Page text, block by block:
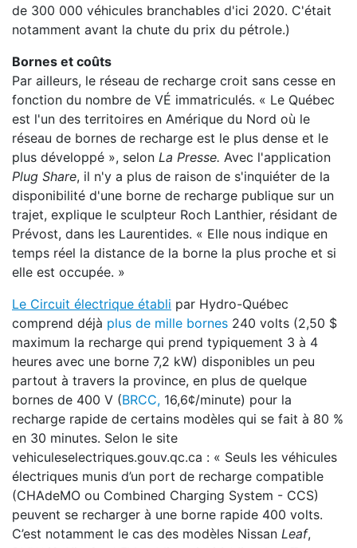
de 300 000 véhicules branchables d'ici 2020. C'était
notamment avant la chute du prix du pétrole.)
Bornes et coûts
Par ailleurs, le réseau de recharge croit sans cesse en
fonction du nombre de VÉ immatriculés. « Le Québec
est l'un des territoires en Amérique du Nord où le
réseau de bornes de recharge est le plus dense et le
plus développé », selon La Presse. Avec l'application
Plug Share, il n'y a plus de raison de s'inquiéter de la
disponibilité d'une borne de recharge publique sur un
trajet, explique le sculpteur Roch Lanthier, résidant de
Prévost, dans les Laurentides. « Elle nous indique en
temps réel la distance de la borne la plus proche et si
elle est occupée. »
Le Circuit électrique établi par Hydro-Québec
comprend déjà plus de mille bornes 240 volts (2,50 $
maximum la recharge qui prend typiquement 3 à 4
heures avec une borne 7,2 kW) disponibles un peu
partout à travers la province, en plus de quelque
bornes de 400 V (BRCC, 16,6¢/minute) pour la
recharge rapide de certains modèles qui se fait à 80 %
en 30 minutes. Selon le site
vehiculeselectriques.gouv.qc.ca : « Seuls les véhicules
électriques munis d’un port de recharge compatible
(CHAdeMO ou Combined Charging System - CCS)
peuvent se recharger à une borne rapide 400 volts.
C’est notamment le cas des modèles Nissan Leaf,